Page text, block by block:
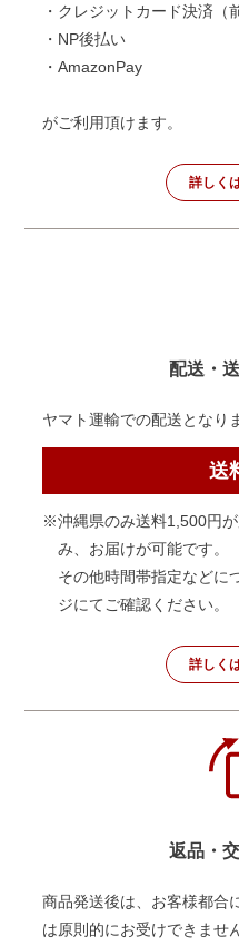
・クレジットカード決済（
・NP後払い
・AmazonPay
がご利用頂けます。
詳しく
配送・
ヤマト運輸での配送となり
送
※沖縄県のみ送料1,500円
み、お届けが可能です。
その他時間帯指定などに
ジにてご確認ください。
詳しく
返品・
商品発送後は、お客様都合
は原則的にお受けできませ